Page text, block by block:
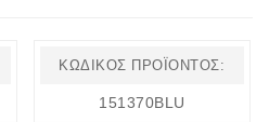
ΚΩΔΙΚΌΣ ΠΡΟΪΌΝΤΟΣ:
151370BLU